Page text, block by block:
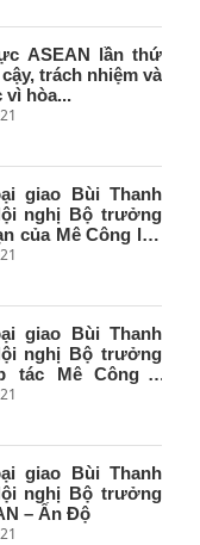
ASEAN lần thứ
trách nhiệm và
vì hòa...
giao Bùi Thanh
nghị Bộ trưởng
của Mê Công lần
giao Bùi Thanh
nghị Bộ trưởng
tác Mê Công –
giao Bùi Thanh
nghị Bộ trưởng
– Ấn Độ